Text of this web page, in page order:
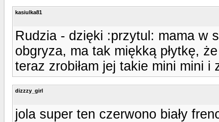
kasiulka81
Rudzia - dzięki :przytul: mama w
obgryza, ma tak miękką płytkę,
teraz zrobiłam jej takie mini mini i
dizzzy_girl
jola super ten czerwono biały